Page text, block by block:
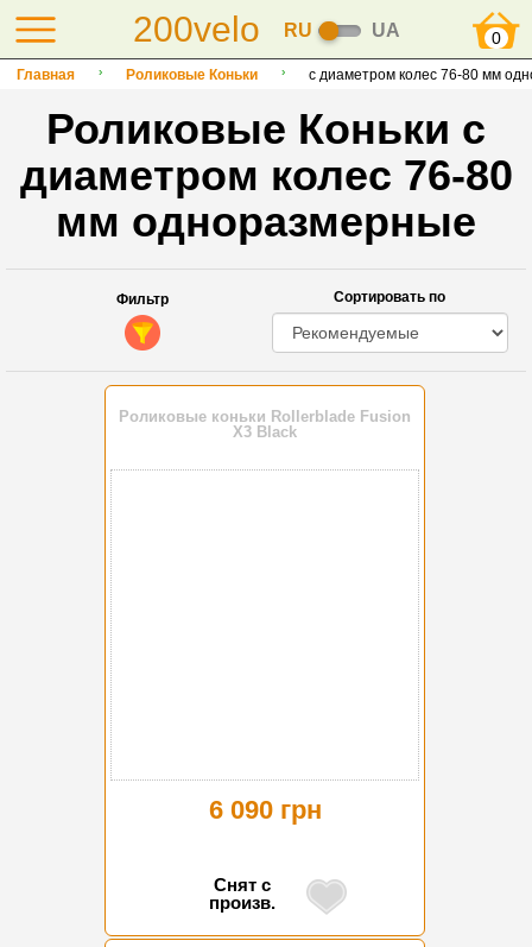
200velo RU UA 0
Главная Роликовые Коньки с диаметром колес 76-80 мм
Роликовые Коньки с
диаметром колес 76-80
мм одноразмерные
Фильтр Сортировать по
Роликовые коньки Rollerblade Fusion
X3 Black
6 090 грн
Снят с
произв.